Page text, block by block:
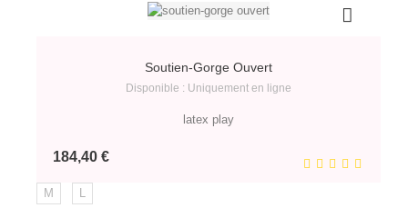
Soutien-Gorge Ouvert
Disponible : Uniquement en ligne
latex play
184,40 €Prix
M L